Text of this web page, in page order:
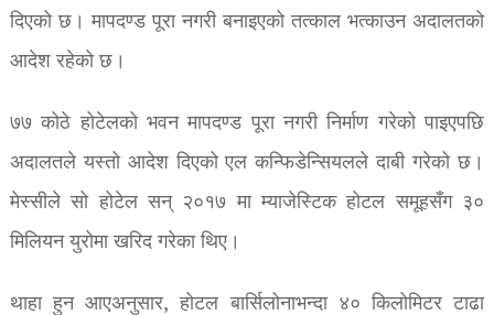
दिएको छ। मापदण्ड पूरा नगरी बनाइएको तत्काल भत्काउन अदालतको
आदेश रहेको छ।
७७ कोठे होटेलको भवन मापदण्ड पूरा नगरी निर्माण गरेको पाइएपछि
अदालतले यस्तो आदेश दिएको एल कन्फिडेन्सियलले दाबी गरेको छ।
मेस्सीले सो होटेल सन् २०१७ मा म्याजेस्टिक होटल समूहसँग ३०
मिलियन युरोमा खरिद गरेका थिए।
थाहा हुन आएअनुसार, होटल बार्सिलोनाभन्दा ४० किलोमिटर टाढा